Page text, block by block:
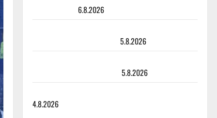
6.8.2026
5.8.2026
5.8.2026
4.8.2026